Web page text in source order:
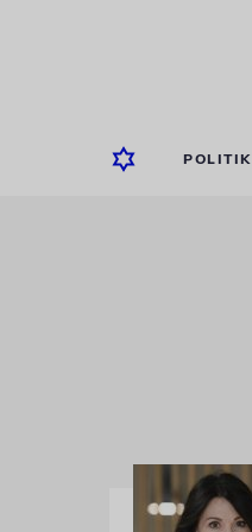
POLITIK